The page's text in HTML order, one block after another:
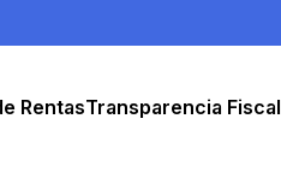
RentasTransparencia Fiscal